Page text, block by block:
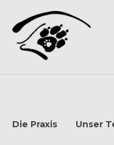
Die Praxis Unser